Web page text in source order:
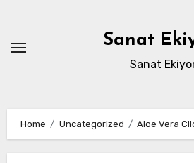
content
Sanat
Sanat
Home Uncategorized Aloe Vera